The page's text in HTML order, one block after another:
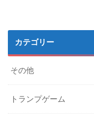
カテゴリー
その他
トランプゲーム